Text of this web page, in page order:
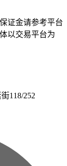
证金请参考平台
以交易平台为
118/252